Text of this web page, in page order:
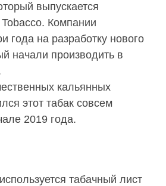
выпускается
Компании
года на разработку нового
начали производить в
кальянных
этот табак совсем
2019 года.
табачный лист